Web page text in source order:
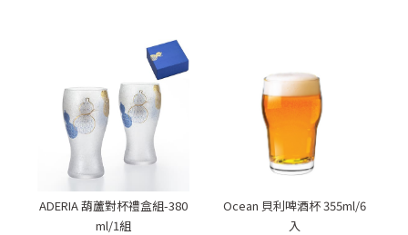
ADERIA 葫蘆對杯禮盒組-380
ml/1組
Ocean 貝利啤酒杯 355ml/6
入